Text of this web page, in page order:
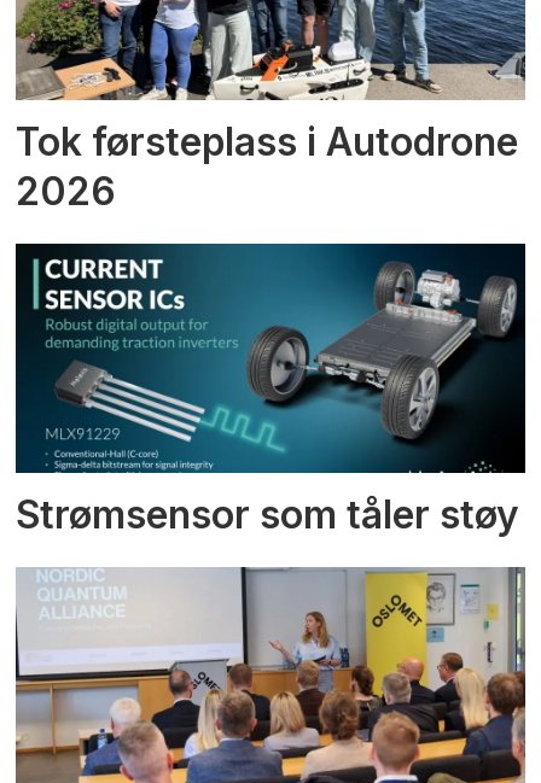
Tok førsteplass i Autodrone
2026
Strømsensor som tåler støy